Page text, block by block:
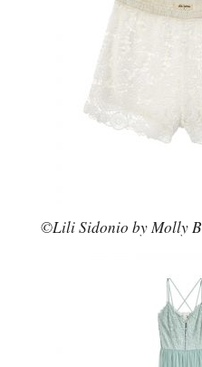
©Lili Sidonio by Molly